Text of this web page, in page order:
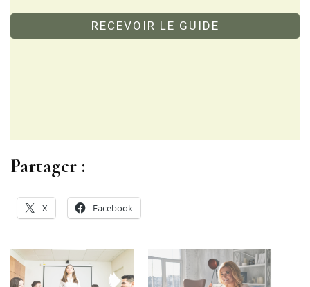
RECEVOIR LE GUIDE
Partager :
X Facebook